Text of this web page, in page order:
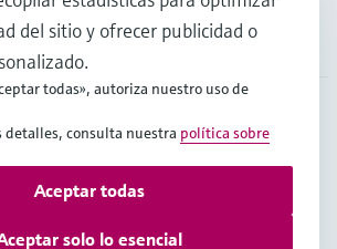
del sitio y ofrecer publicidad o
todas», autoriza nuestro uso de
detalles, consulta nuestra política sobre
solo lo esencial
Aceptar todas